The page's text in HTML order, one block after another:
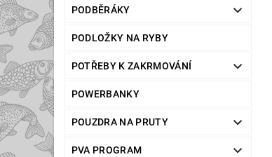
PODBĚRÁKY
PODLOŽKY NA RYBY
POTŘEBY K ZAKRMOVÁNÍ
POWERBANKY
POUZDRA NA PRUTY
PVA PROGRAM